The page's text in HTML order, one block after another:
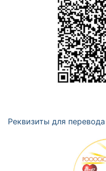
Реквизиты для перевода